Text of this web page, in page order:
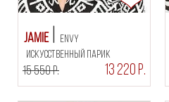
Jamie
искусственный парик
Envy
15 550 Р. 13 220 Р.